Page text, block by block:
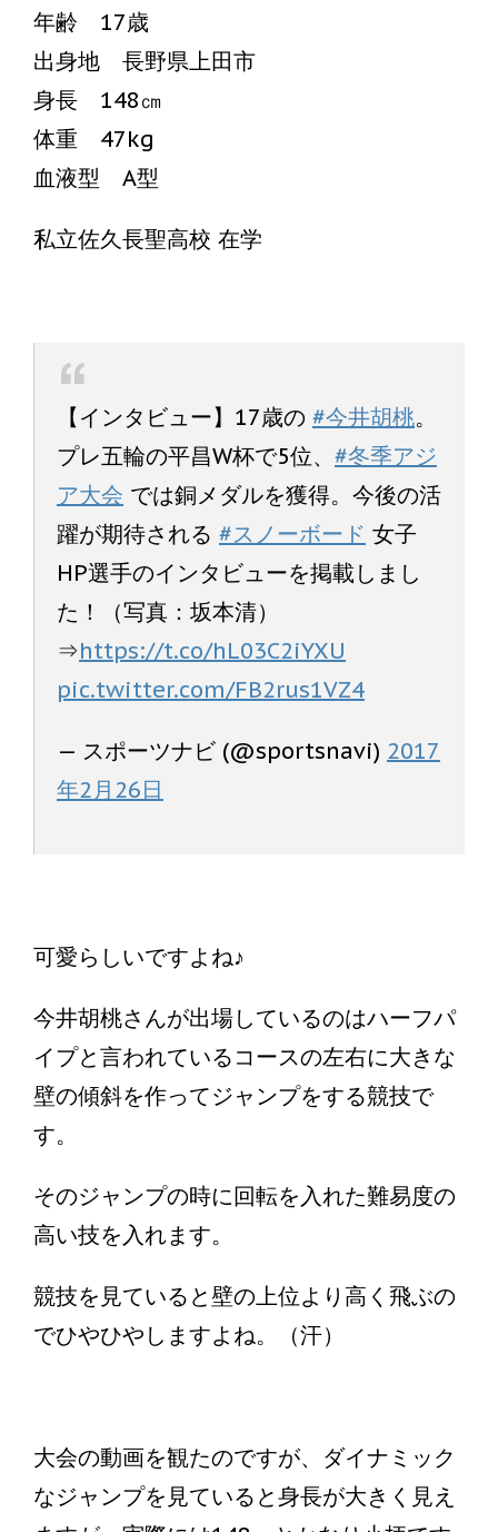
年齢 17歳
出身地 長野県上田市
身長 148㎝
体重 47kg
血液型 A型
私立佐久長聖高校 在学
【インタビュー】17歳の #今井胡桃。
プレ五輪の平昌W杯で5位、 #冬季アジ
ア大会 では銅メダルを獲得。今後の活
躍が期待される #スノーボード 女子
HP選手のインタビューを掲載しまし
た！（写真：坂本清）
⇒https://t.co/hL03C2iYXU
pic.twitter.com/FB2rus1VZ4
— スポーツナビ (@sportsnavi) 2017
年2月26日
可愛らしいですよね♪
今井胡桃さんが出場しているのはハーフパ
イプと言われているコースの左右に大きな
壁の傾斜を作ってジャンプをする競技で
す。
そのジャンプの時に回転を入れた難易度の
高い技を入れます。
競技を見ていると壁の上位より高く飛ぶの
でひやひやしますよね。（汗）
大会の動画を観たのですが、ダイナミック
なジャンプを見ていると身長が大きく見え